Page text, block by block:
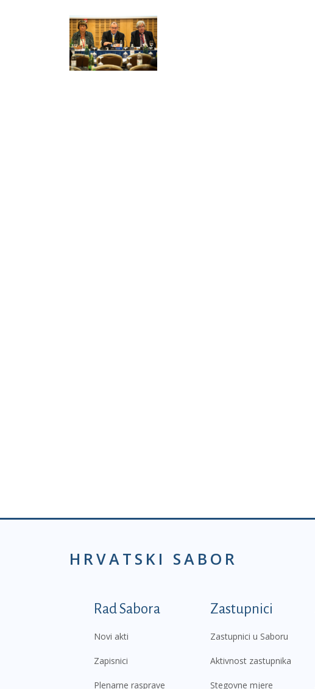
HRVATSKI SABOR
Podnožje prvi izbornik
Rad Sabora
Novi akti
Zapisnici
Plenarne rasprave
Zastupnici
Zastupnici u Saboru
Aktivnost zastupnika
Stegovne mjere